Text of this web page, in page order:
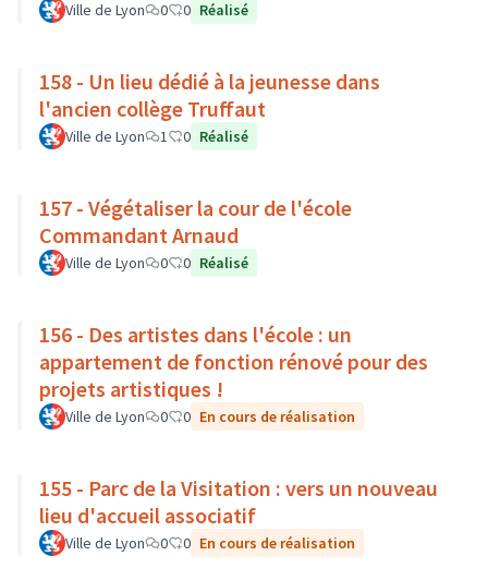
Ville de Lyon 0 0 Réalisé
158 - Un lieu dédié à la jeunesse dans
l'ancien collège Truffaut
Ville de Lyon 1 0 Réalisé
157 - Végétaliser la cour de l'école
Commandant Arnaud
Ville de Lyon 0 0 Réalisé
156 - Des artistes dans l'école : un
appartement de fonction rénové pour des
projets artistiques !
Ville de Lyon 0 0 En cours de réalisation
155 - Parc de la Visitation : vers un nouveau
lieu d'accueil associatif
Ville de Lyon 0 0 En cours de réalisation